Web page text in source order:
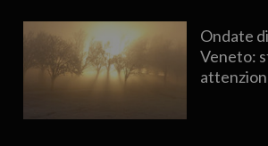
Ondate
Veneto: